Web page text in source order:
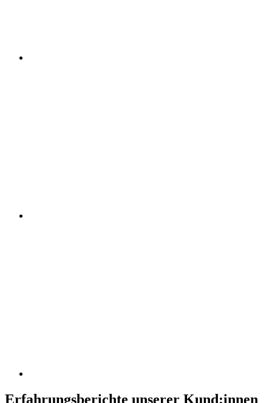
Erfahrungsberichte unserer Kund:innen